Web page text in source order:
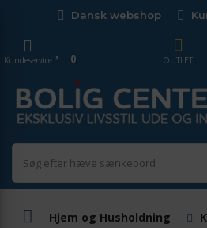
Dansk webshop
OUTLET
Kundeservice 0
Hjem og Husholdning